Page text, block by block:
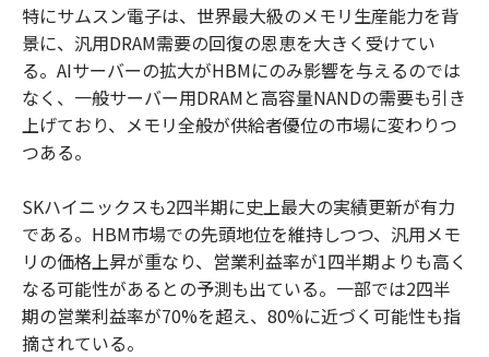
特にサムスン電子は、世界最大級のメモリ生産能力を背
景に、汎用DRAM需要の回復の恩恵を大きく受けてい
る。AIサーバーの拡大がHBMにのみ影響を与えるのでは
なく、一般サーバー用DRAMと高容量NANDの需要も引き
上げており、メモリ全般が供給者優位の市場に変わりつ
つある。
SKハイニックスも2四半期に史上最大の実績更新が有力
である。HBM市場での先頭地位を維持しつつ、汎用メモ
リの価格上昇が重なり、営業利益率が1四半期よりも高く
なる可能性があるとの予測も出ている。一部では2四半
期の営業利益率が70%を超え、80%に近づく可能性も指
摘されている。